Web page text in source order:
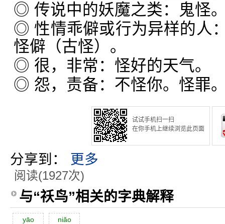
◎ 传说中的妖魔之类：鬼怪
◎ 性情乖僻或行为异样的人
怪僻（古怪）。
◎ 很，非常：怪好的天气。
◎ 怨，责备：不怪你。怪罪
试试手机扫一扫
在你手机上继续浏览此页面
分享到： 更多
阅读(1927次)
与“祅鸟”相关的字典解释
yāo niăo